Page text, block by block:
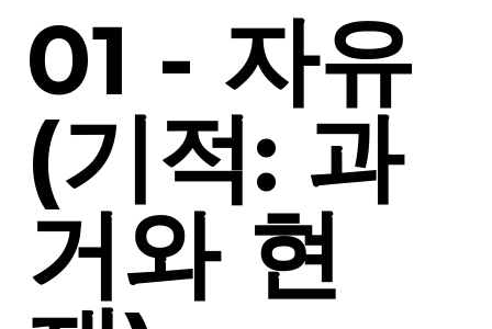
01 - 자유
(기적: 과
거와 현